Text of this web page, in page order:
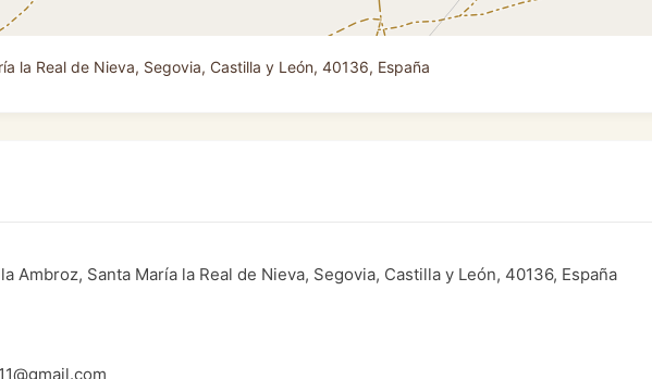
la Real de Nieva, Segovia, Castilla y León, 40136, España
Ambroz, Santa María la Real de Nieva, Segovia, Castilla y León, 40136, España